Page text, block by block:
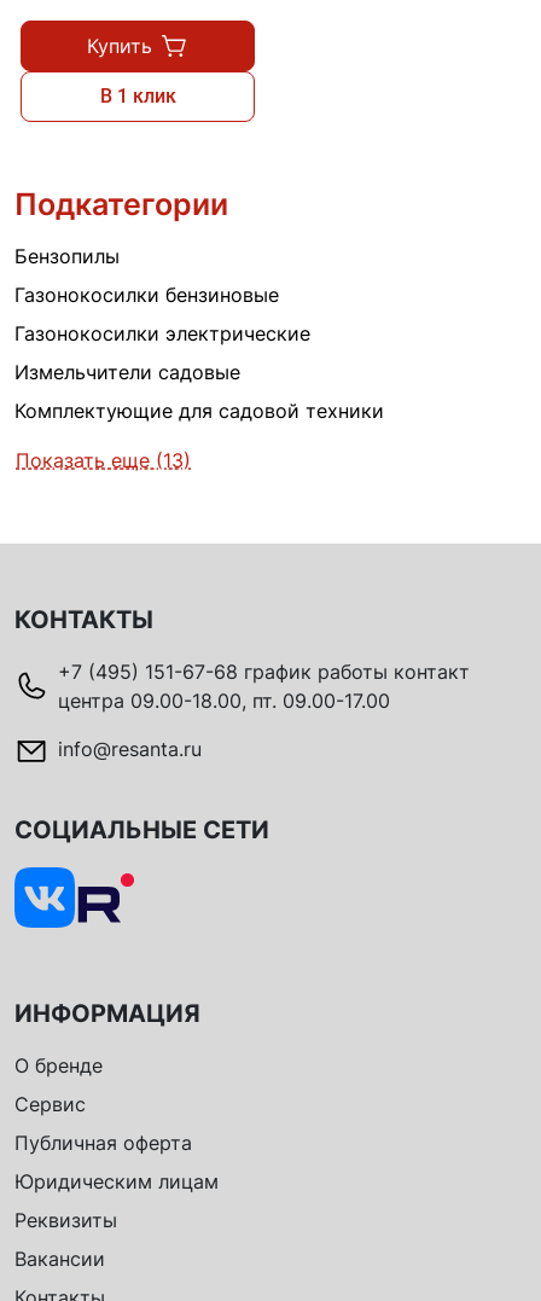
Купить
В 1 клик
Подкатегории
Бензопилы
Газонокосилки бензиновые
Газонокосилки электрические
Измельчители садовые
Комплектующие для садовой техники
Показать еще (13)
КОНТАКТЫ
+7 (495) 151-67-68 график работы контакт
центра 09.00-18.00, пт. 09.00-17.00
info@resanta.ru
ИНФОРМАЦИЯ
О бренде
Сервис
Публичная оферта
Юридическим лицам
Реквизиты
Вакансии
СОЦИАЛЬНЫЕ СЕТИ